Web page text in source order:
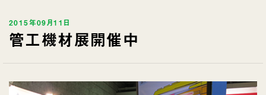
2015年09月11日
管工機材展開催中